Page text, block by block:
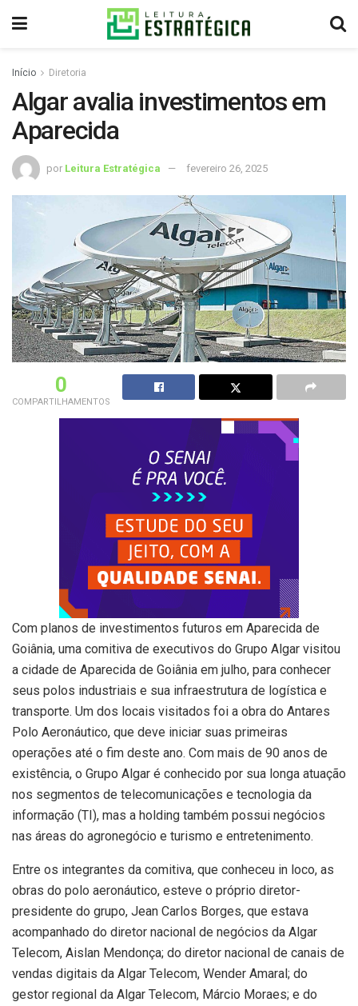
Início Diretoria
Algar avalia investimentos em
Aparecida
por Leitura Estratégica fevereiro 26, 2025
0
COMPARTILHAMENTOS
Com planos de investimentos futuros em Aparecida de
Goiânia, uma comitiva de executivos do Grupo Algar visitou
a cidade de Aparecida de Goiânia em julho, para conhecer
seus polos industriais e sua infraestrutura de logística e
transporte. Um dos locais visitados foi a obra do Antares
Polo Aeronáutico, que deve iniciar suas primeiras
operações até o fim deste ano. Com mais de 90 anos de
existência, o Grupo Algar é conhecido por sua longa atuação
nos segmentos de telecomunicações e tecnologia da
informação (TI), mas a holding também possui negócios
nas áreas do agronegócio e turismo e entretenimento.
Entre os integrantes da comitiva, que conheceu in loco, as
obras do polo aeronáutico, esteve o próprio diretor-
presidente do grupo, Jean Carlos Borges, que estava
acompanhado do diretor nacional de negócios da Algar
Telecom, Aislan Mendonça; do diretor nacional de canais de
vendas digitais da Algar Telecom, Wender Amaral; do
gestor regional da Algar Telecom, Márcio Moraes; e do